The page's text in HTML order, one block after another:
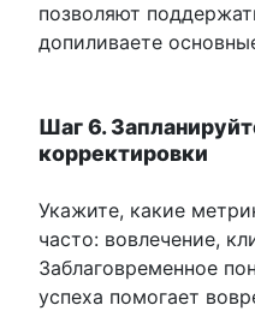
позволяют
допиливаете
Шаг 6.
корректировки
Укажите, какие
часто: вовлечение,
Заблаговременное
успеха помогает